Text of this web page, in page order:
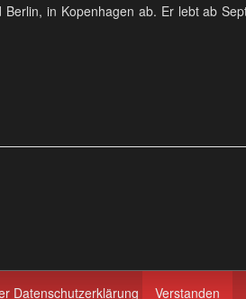
in Kopenhagen ab. Er lebt ab
Datenschutzerklärung Verstanden